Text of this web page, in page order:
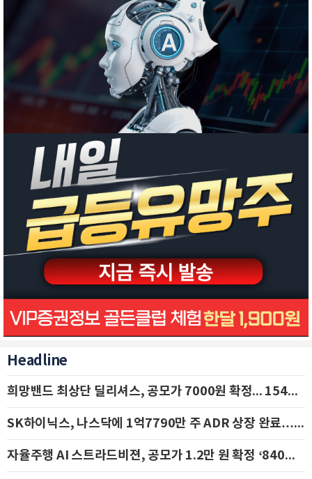
Headline
희망밴드 최상단 딜리셔스, 공모가 7000원 확정... 154억 규모 IPO 돌입
SK하이닉스, 나스닥에 1억7790만 주 ADR 상장 완료…29일 국내 추가 상장
자율주행 AI 스트라드비젼, 공모가 1.2만 원 확정 ‘840억 수혈’